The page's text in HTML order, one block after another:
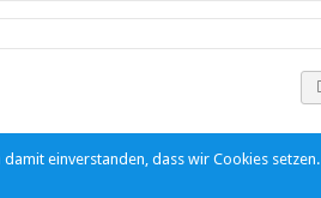
einverstanden, dass wir Cookies setzen.